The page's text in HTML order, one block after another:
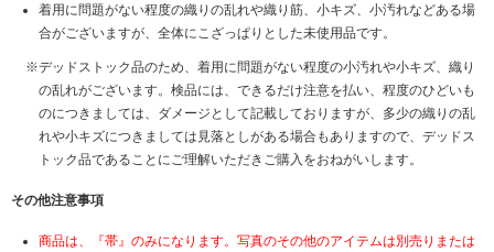
着用に問題がない程度の織りの乱れや織り筋、小キズ、小汚れなどある場
合がございますが、全体にこざっぱりとした未使用品です。
デッドストック品のため、着用に問題がない程度の小汚れや小キズ、織り
の乱れがございます。検品には、できるだけ注意を払い、程度のひどいも
のにつきましては、ダメージとして記載しておりますが、多少の織りの乱
れや小キズにつきましては見落としがある場合もありますので、デッドス
トック品であることにご理解いただきご購入をおねがいします。
その他注意事項
商品は、『帯』のみになります。写真のその他のアイテムは別売りまたは